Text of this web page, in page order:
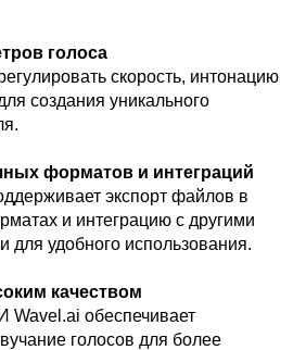
голоса
скорость, интонацию
создания уникального
форматов и интеграций
экспорт файлов в
и интеграцию с другими
для удобного использования.
качеством
обеспечивает
голосов для более